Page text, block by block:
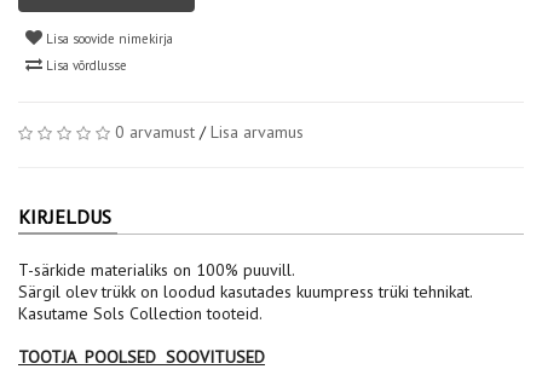
Lisa soovide nimekirja
Lisa võrdlusse
0 arvamust /Lisa arvamus
KIRJELDUS
T-särkide materialiks on 100% puuvill.
Särgil olev trükk on loodud kasutades kuumpress trüki tehnikat.
Kasutame Sols Collection tooteid.
TOOTJA POOLSED SOOVITUSED